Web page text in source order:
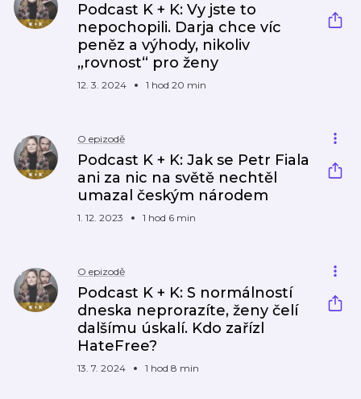
Podcast K + K: Vy jste to
nepochopili. Darja chce víc
peněz a výhody, nikoliv
„rovnost“ pro ženy
12. 3. 2024 1 hod 20 min
O epizodě
Podcast K + K: Jak se Petr Fiala
ani za nic na světě nechtěl
umazal českým národem
1. 12. 2023 1 hod 6 min
O epizodě
Podcast K + K: S normálností
dneska neprorazíte, ženy čelí
dalšímu úskalí. Kdo zařízl
HateFree?
13. 7. 2024 1 hod 8 min